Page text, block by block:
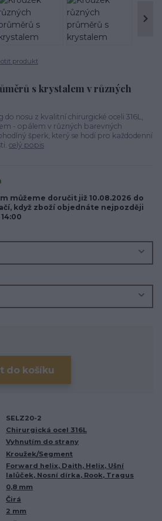
produkt
s krystalem v různých
nosu z kvalitní chirurgické oceli 316L,
- opálem v různých barevných
šperk, který se hodí pro každodenní
celý popis
můžeme doručit již 10.08.2026 do
když zboží objednáte nejpozději
do košíku
SELZ20-2
Chirurgická ocel 316L
Vyhnutím do strany
Kroužek/Segment
Forward helix, Daith, Helix, Ušní
lalůček, Nosní dírka, Rook, Tragus
0,8 mm
Čirá
2 mm